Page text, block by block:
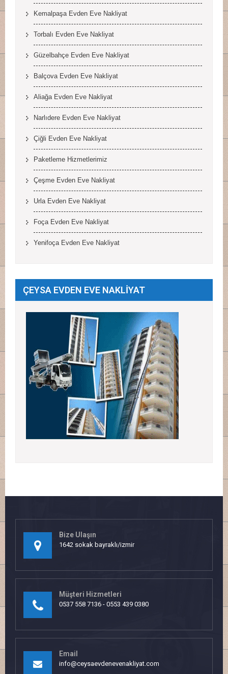
Kemalpaşa Evden Eve Nakliyat
Torbalı Evden Eve Nakliyat
Güzelbahçe Evden Eve Nakliyat
Balçova Evden Eve Nakliyat
Aliağa Evden Eve Nakliyat
Narlıdere Evden Eve Nakliyat
Çiğli Evden Eve Nakliyat
Paketleme Hizmetlerimiz
Çeşme Evden Eve Nakliyat
Urla Evden Eve Nakliyat
Foça Evden Eve Nakliyat
Yenifoça Evden Eve Nakliyat
ÇEYSA EVDEN EVE NAKLİYAT
Bize Ulaşın
1642 sokak bayraklı/izmir
Müşteri Hizmetleri
0537 558 7136 - 0553 439 0380
Email
info@ceysaevdenevenakliyat.com